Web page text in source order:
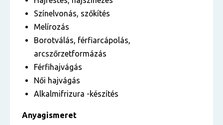
Színelvonás, szőkítés
Melírozás
Borotválás, férfiarcápolás,
arcszőrzetformázás
Férfihajvágás
Női hajvágás
Alkalmifrizura -készítés
Anyagismeret